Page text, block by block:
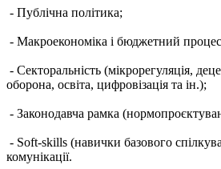
- Публічна політика;
- Макроекономіка і бюджетний
- Секторальність (мікрорегуляція,
оборона, освіта, цифровізація та ін.);
- Законодавча рамка
- Soft-skills (навички базового
комунікації.